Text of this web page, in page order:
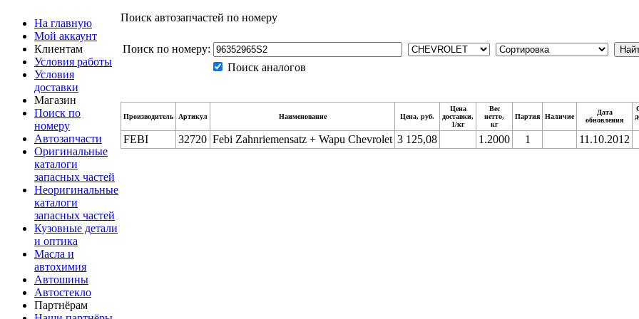
На главную
Мой аккаунт
Клиентам
Условия работы
Условия
доставки
Магазин
Поиск по
номеру
Автозапчасти
Оригинальные
каталоги
запасных частей
Неоригинальные
каталоги
запасных частей
Кузовные детали
и оптика
Масла и
автохимия
Автошины
Автостекло
Партнёрам
Поиск автозапчастей по номеру
Поиск по номеру:
Поиск аналогов
Производитель Артикул Наименование Цена, руб.
Цена
доставки,
1/кг
Вес
нетто,
кг
Партия Наличие
Дата
обновления
FEBI 32720 Febi Zahnriemensatz + Wapu Chevrolet 3 125,08 1.2000 1 11.10.2012